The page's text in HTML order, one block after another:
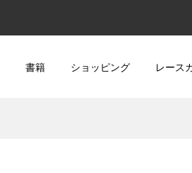
書籍 ショッピング レース